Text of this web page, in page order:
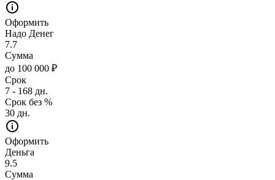
Оформить
Надо Денег
7.7
Сумма
до 100 000 ₽
Срок
7 - 168 дн.
Срок без %
30 дн.
Оформить
Деньга
9.5
Сумма